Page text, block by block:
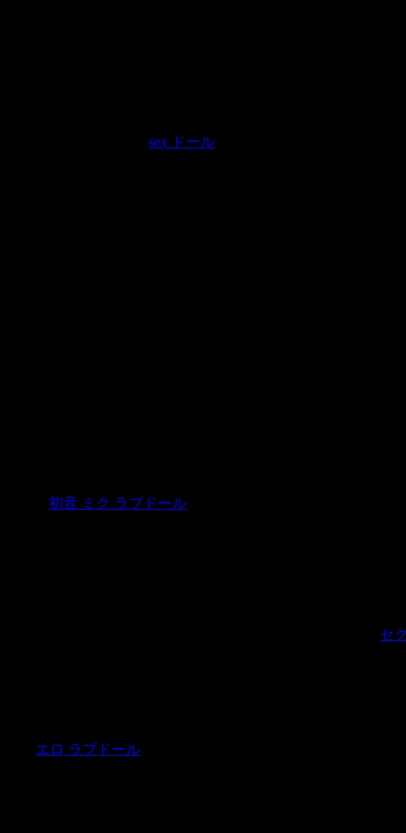
sex ドール
初音 ミク ラブドール
セ
エロ ラブドール